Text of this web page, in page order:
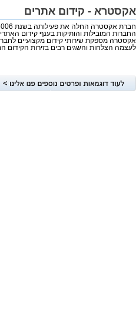
אקסטרא - קידום אתרים
החברות המובילות והותיקות בענף קידום
אקסטרה מספקת שירותי קידום מקצועיים
לעצמה הצלחות והשגים רבים בזירות הקידום